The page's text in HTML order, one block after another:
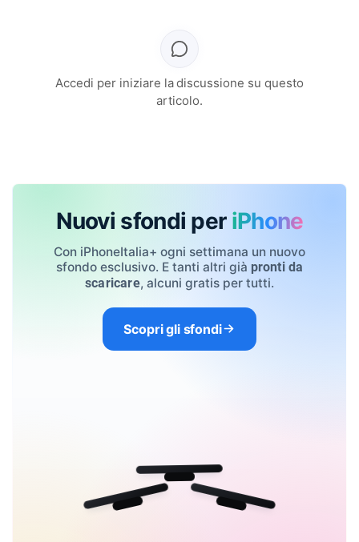
Accedi per iniziare la discussione su questo
articolo.
Nuovi sfondi per iPhone
Con iPhoneItalia+ ogni settimana un nuovo
sfondo esclusivo. E tanti altri già pronti da
scaricare, alcuni gratis per tutti.
Scopri gli sfondi